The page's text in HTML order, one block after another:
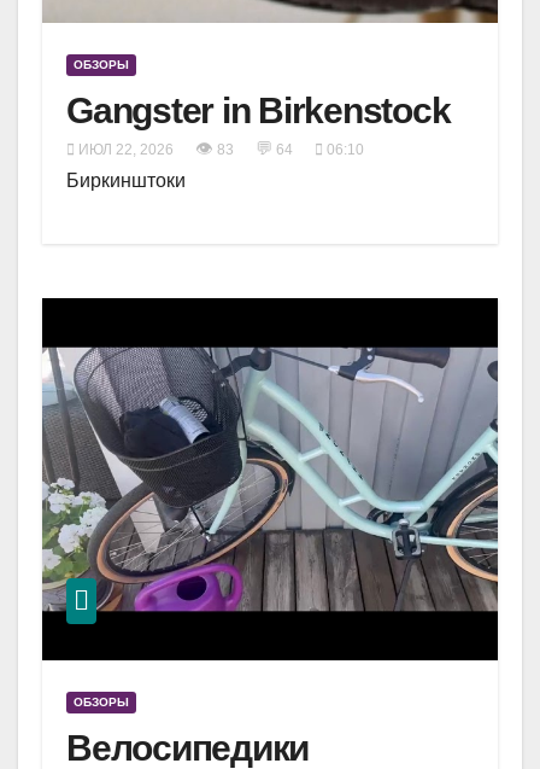
ОБЗОРЫ
Gangster in Birkenstock
ИЮЛ 22, 2026 👁 83 💬 64 06:10
Биркинштоки
ОБЗОРЫ
Велосипедики